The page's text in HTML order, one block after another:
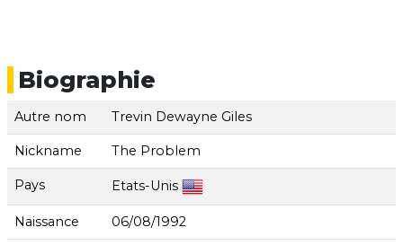
Biographie
Autre nom Trevin Dewayne Giles
Nickname The Problem
Pays Etats-Unis
Naissance 06/08/1992